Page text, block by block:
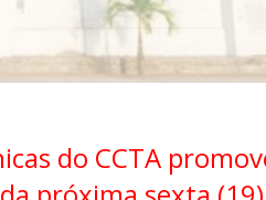
do CCTA